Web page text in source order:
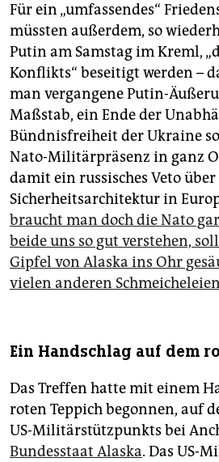
Für ein „umfassendes“
müssten außerdem, so
Putin am Samstag im Kreml,
Konflikts“ beseitigt werden –
man vergangene Putin-
Maßstab, ein Ende der
Bündnisfreiheit der Ukraine
Nato-Militärpräsenz in ganz
damit ein russisches Veto
Sicherheitsarchitektur in
braucht man doch die Nato
beide uns so gut verstehen,
­Gipfel von Alaska ins Ohr
vielen anderen Schmeicheleien
Ein Handschlag auf dem
Das Treffen hatte mit einem
roten Teppich begonnen, auf
US-Militärstützpunkts bei
Bundesstaat Alaska. Das US-